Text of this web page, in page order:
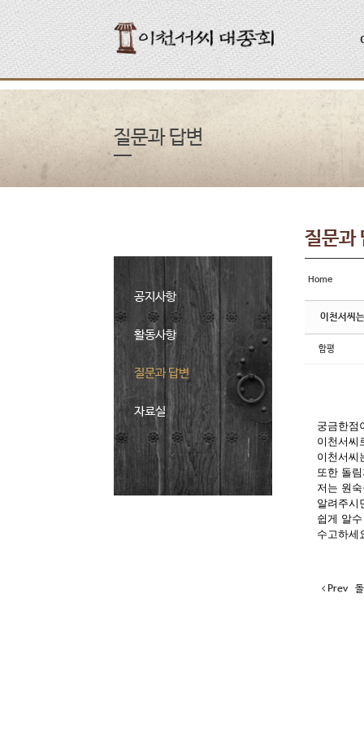
질문과 답변
공지사항
활동사항
질문과 답변
자료실
질문과
Home
이천서씨
함평
궁금한점
이천서씨
이천서씨
또한 돌
저는 원
알려주시
쉽게 알
수고하세
Prev